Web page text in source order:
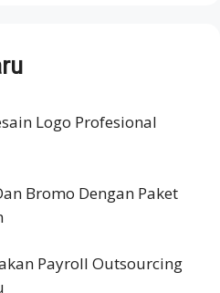
Logo Profesional
Bromo Dengan Paket
Payroll Outsourcing